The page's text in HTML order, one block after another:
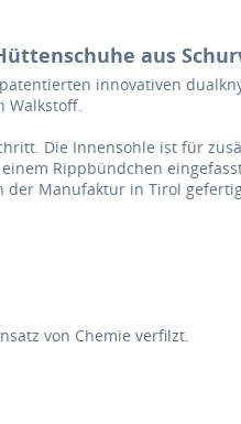
aus
innovativen
Walkstoff.
Die Innensohle ist für
Rippbündchen
der Manufaktur in Tirol
von Chemie verfilzt.